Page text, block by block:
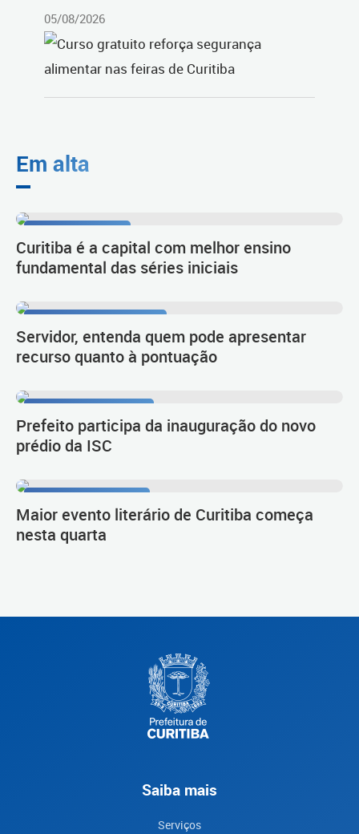
05/08/2026
Em alta
Curitiba é a capital com melhor ensino
fundamental das séries iniciais
Servidor, entenda quem pode apresentar
recurso quanto à pontuação
Prefeito participa da inauguração do novo
prédio da ISC
Maior evento literário de Curitiba começa
nesta quarta
Saiba mais
Serviços